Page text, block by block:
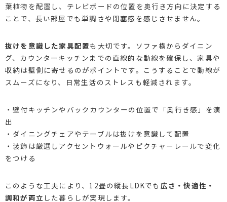
葉植物を配置し、テレビボードの位置を奥行き方向に決定する
ことで、長い部屋でも単調さや閉塞感を感じさせません。
抜けを意識した家具配置も大切です。ソファ横からダイニン
グ、カウンターキッチンまでの直線的な動線を確保し、家具や
収納は壁側に寄せるのがポイントです。こうすることで動線が
スムーズになり、日常生活のストレスも軽減されます。
・壁付キッチンやバックカウンターの位置で「奥行き感」を演
出
・ダイニングチェアやテーブルは抜けを意識して配置
・装飾は厳選しアクセントウォールやピクチャーレールで変化
をつける
このような工夫により、12畳の縦長LDKでも 広さ・快適性・
調和が両立 した暮らしが実現します。